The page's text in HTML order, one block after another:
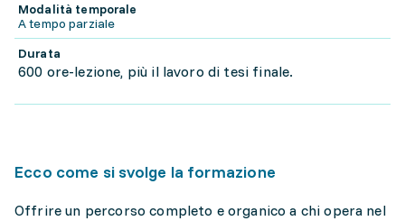
Modalità temporale
A tempo parziale
Durata
600 ore-lezione, più il lavoro di tesi finale.
Ecco come si svolge la formazione
Offrire un percorso completo e organico a chi opera nel